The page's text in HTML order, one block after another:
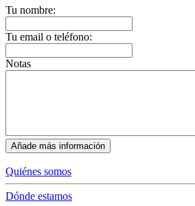
Tu nombre:
Tu email o teléfono:
Notas
Quiénes somos
Dónde estamos